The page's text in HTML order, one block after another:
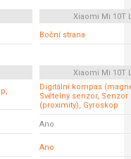
Xiaomi Mi 10T
Boční strana
Xiaomi Mi 10T
Digitální kompas
Světelný senzor,
(proximity), Gyroskop
Ano
Ano